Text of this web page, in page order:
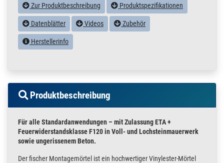
Zur Produktbeschreibung Produktspezifikationen
Datenblätter Videos Zubehör
Herstellerinfo
Produktbeschreibung
Für alle Standardanwendungen – mit Zulassung ETA +
Feuerwiderstandsklasse F120in Voll- und Lochsteinmauerwerk
sowie ungerissenem Beton.
Der fischer Montagemörtel ist ein hochwertiger Vinylester-Mörtel